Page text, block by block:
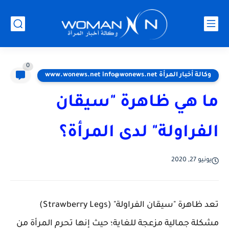
وكالة أخبار المرأة www.wonews.net info@wonews.net
0
ما هي ظاهرة "سيقان
الفراولة" لدى المرأة؟
يونيو 27, 2020
تعد ظاهرة "سيقان الفراولة" (Strawberry Legs)
مشكلة جمالية مزعجة للغاية؛ حيث إنها تحرم المرأة من